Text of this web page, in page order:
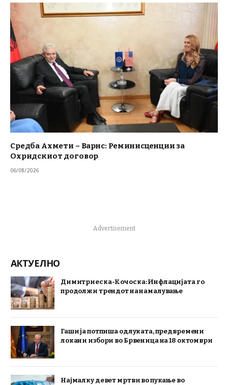
Средба Ахмети – Варнс: Реминисценции за
Охридскиот договор
06/08/2026
Advertisement
АКТУЕЛНО
Димитриеска-Кочоска: Инфлацијата го
продолжи трендот на намалување
Гаши ја потпиша одлуката, предвремени
локани избори во Брвеница на 18 октомври
Најмалку девет мртви во пукање во